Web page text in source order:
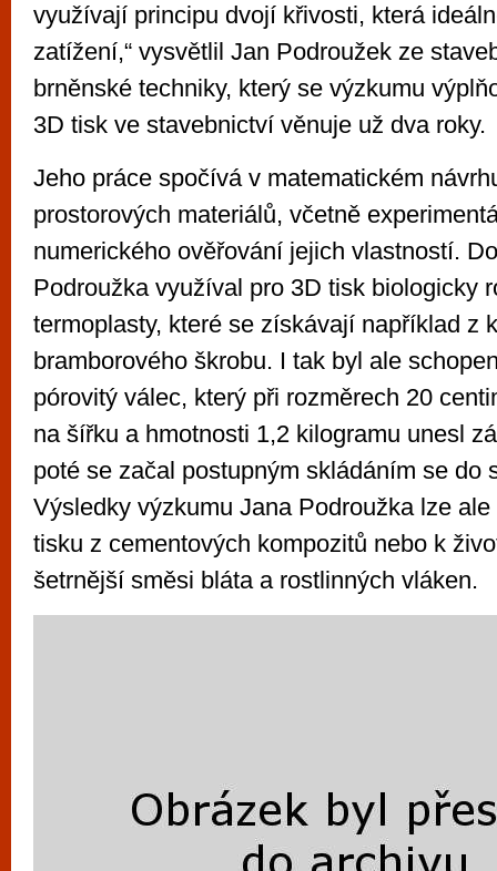
využívají principu dvojí křivosti, která
zatížení,“ vysvětlil Jan Podroužek ze
brněnské techniky, který se výzkumu
3D tisk ve stavebnictví věnuje už dva roky.
Jeho práce spočívá v matematickém
prostorových materiálů, včetně
numerického ověřování jejich vlastností.
Podroužka využíval pro 3D tisk biologicky
termoplasty, které se získávají například z
bramborového škrobu. I tak byl ale
pórovitý válec, který při rozměrech 20
na šířku a hmotnosti 1,2 kilogramu unesl
poté se začal postupným skládáním se do
Výsledky výzkumu Jana Podroužka lze
tisku z cementových kompozitů nebo k
šetrnější směsi bláta a rostlinných vláken.